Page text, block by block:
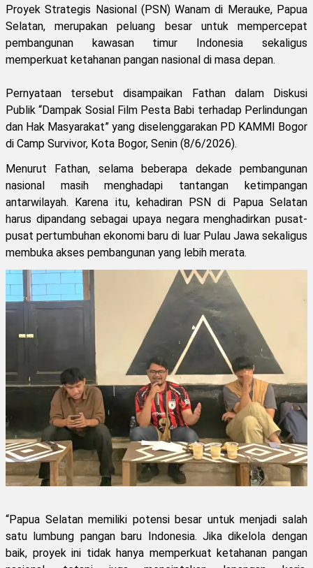
Proyek Strategis Nasional (PSN) Wanam di Merauke, Papua
Selatan, merupakan peluang besar untuk mempercepat
pembangunan kawasan timur Indonesia sekaligus
memperkuat ketahanan pangan nasional di masa depan.
Pernyataan tersebut disampaikan Fathan dalam Diskusi
Publik “Dampak Sosial Film Pesta Babi terhadap Perlindungan
dan Hak Masyarakat” yang diselenggarakan PD KAMMI Bogor
di Camp Survivor, Kota Bogor, Senin (8/6/2026).
Menurut Fathan, selama beberapa dekade pembangunan
nasional masih menghadapi tantangan ketimpangan
antarwilayah. Karena itu, kehadiran PSN di Papua Selatan
harus dipandang sebagai upaya negara menghadirkan pusat-
pusat pertumbuhan ekonomi baru di luar Pulau Jawa sekaligus
membuka akses pembangunan yang lebih merata.
“Papua Selatan memiliki potensi besar untuk menjadi salah
satu lumbung pangan baru Indonesia. Jika dikelola dengan
baik, proyek ini tidak hanya memperkuat ketahanan pangan